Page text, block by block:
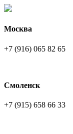
Москва
+7 (916) 065 82 65
Смоленск
+7 (915) 658 66 33